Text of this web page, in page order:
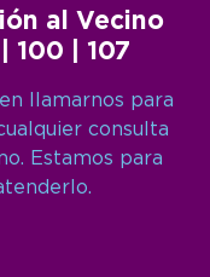
al Vecino
| 100 | 107
llamarnos para
consulta
Estamos para